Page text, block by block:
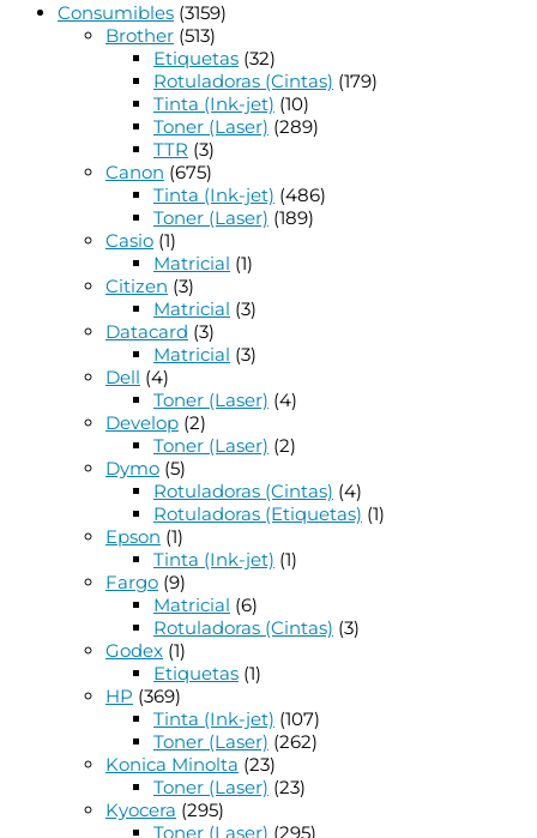
-
Color
cantidad
Consumibles (3159)
Brother (513)
Etiquetas (32)
Rotuladoras (Cintas) (179)
Tinta (Ink-jet) (10)
Toner (Laser) (289)
TTR (3)
Canon (675)
Tinta (Ink-jet) (486)
Toner (Laser) (189)
Casio (1)
Matricial (1)
Citizen (3)
Matricial (3)
Datacard (3)
Matricial (3)
Dell (4)
Toner (Laser) (4)
Develop (2)
Toner (Laser) (2)
Dymo (5)
Rotuladoras (Cintas) (4)
Rotuladoras (Etiquetas) (1)
Epson (1)
Tinta (Ink-jet) (1)
Fargo (9)
Matricial (6)
Rotuladoras (Cintas) (3)
Godex (1)
Etiquetas (1)
HP (369)
Tinta (Ink-jet) (107)
Toner (Laser) (262)
Konica Minolta (23)
Toner (Laser) (23)
Kyocera (295)
Toner (Laser) (295)